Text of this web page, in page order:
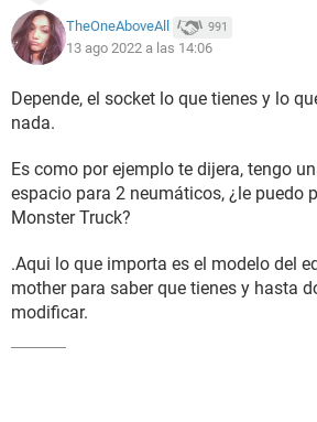
TheOneAboveAll 991
13 ago 2022 a las 14:06
Depende, el socket lo que tienes y lo
nada.
Es como por ejemplo te dijera, tengo
espacio para 2 neumáticos, ¿le puedo
Monster Truck?
.Aqui lo que importa es el modelo del
mother para saber que tienes y hasta
modificar.